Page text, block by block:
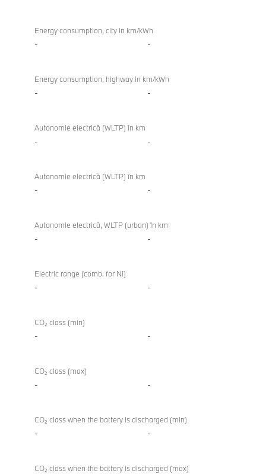
Energy consumption, city in km/kWh
- -
Energy consumption, highway in km/kWh
- -
Autonomie electrică (WLTP) în km
- -
Autonomie electrică (WLTP) în km
- -
Autonomie electrică, WLTP (urban) în km
- -
Electric range (comb. for NI)
- -
CO₂ class (min)
- -
CO₂ class (max)
- -
CO₂ class when the battery is discharged (min)
- -
CO₂ class when the battery is discharged (max)